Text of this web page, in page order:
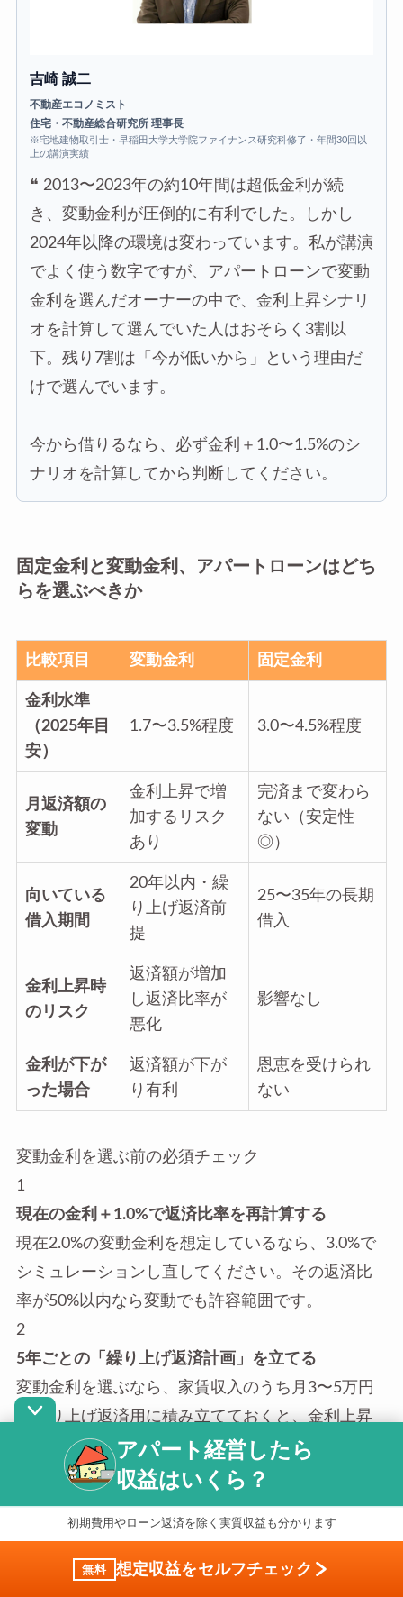
吉崎 誠二
不動産エコノミスト
住宅・不動産総合研究所 理事長
※宅地建物取引士・早稲田大学大学院ファイナンス研究科修了・年間30回以
上の講演実績
❝ 2013〜2023年の約10年間は超低金利が続
き、変動金利が圧倒的に有利でした。しかし
2024年以降の環境は変わっています。私が講演
でよく使う数字ですが、アパートローンで変動
金利を選んだオーナーの中で、金利上昇シナリ
オを計算して選んでいた人はおそらく3割以
下。残り7割は「今が低いから」という理由だ
けで選んでいます。
今から借りるなら、必ず金利＋1.0〜1.5%のシ
ナリオを計算してから判断してください。
固定金利と変動金利、アパートローンはどち
らを選ぶべきか
比較項目 変動金利 固定金利
金利水準
（2025年目
安）
1.7〜3.5%程度 3.0〜4.5%程度
月返済額の
変動
金利上昇で増
加するリスク
あり
完済まで変わら
ない（安定性
◎）
向いている
借入期間
20年以内・繰
り上げ返済前
提
25〜35年の長期
借入
金利上昇時
のリスク
返済額が増加
し返済比率が
悪化
影響なし
金利が下が
った場合
返済額が下が
り有利
恩恵を受けられ
ない
変動金利を選ぶ前の必須チェック
1
現在の金利＋1.0%で返済比率を再計算する
現在2.0%の変動金利を想定しているなら、3.0%で
シミュレーションし直してください。その返済比
率が50%以内なら変動でも許容範囲です。
2
5年ごとの「繰り上げ返済計画」を立てる
変動金利を選ぶなら、家賃収入のうち月3〜5万円
を繰り上げ返済用に積み立てておくと、金利上昇
リスクへのバッファーになります。
「5年ルール」「125%ルール」の適用有無を確認
アパートローンでは住宅ローンの保護ルールが適
アパート経営したら
収益はいくら？
初期費用やローン返済を除く実質収益も分かります
無料 想定収益をセルフチェック